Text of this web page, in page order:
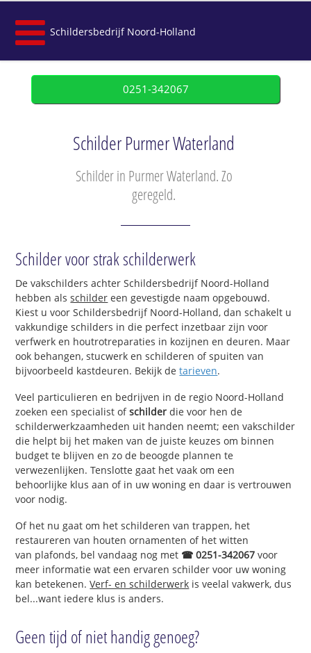
Schildersbedrijf Noord-Holland
0251-342067
Schilder Purmer Waterland
Schilder in Purmer Waterland. Zo
geregeld.
Schilder voor strak schilderwerk
De vakschilders achter Schildersbedrijf Noord-Holland
hebben alsschilder een gevestigde naam opgebouwd.
Kiest u voor Schildersbedrijf Noord-Holland, dan schakelt u
vakkundige schilders in die perfect inzetbaar zijn voor
verfwerk en houtrotreparaties in kozijnen en deuren. Maar
ook behangen, stucwerk en schilderen of spuiten van
bijvoorbeeld kastdeuren. Bekijk detarieven.
Veel particulieren en bedrijven in de regio Noord-Holland
zoeken een specialist ofschilder die voor hen de
schilderwerkzaamheden uit handen neemt; een vakschilder
die helpt bij het maken van de juiste keuzes om binnen
budget te blijven en zo de beoogde plannen te
verwezenlijken. Tenslotte gaat het vaak om een
behoorlijke klus aan of in uw woning en daar is vertrouwen
voor nodig.
Of het nu gaat om het schilderen van trappen, het
restaureren van houten ornamenten of het witten
van plafonds, bel vandaag nog met ☎ 0251-342067 voor
meer informatie wat een ervaren schilder voor uw woning
kan betekenen.Verf- en schilderwerk is veelal vakwerk, dus
bel...want iedere klus is anders.
Geen tijd of niet handig genoeg?